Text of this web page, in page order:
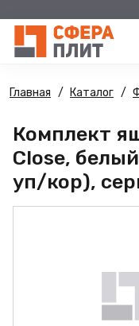
Главная Каталог
Комплект
Close,
уп/кор),